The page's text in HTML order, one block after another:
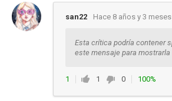
san22 Hace 8 años y 3 meses
Esta crítica podría contener
este mensaje para mostrarla
1 1 0
100%